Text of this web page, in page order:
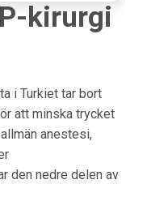
kirurgi
i Turkiet tar bort
att minska trycket
anestesi,
den nedre delen av